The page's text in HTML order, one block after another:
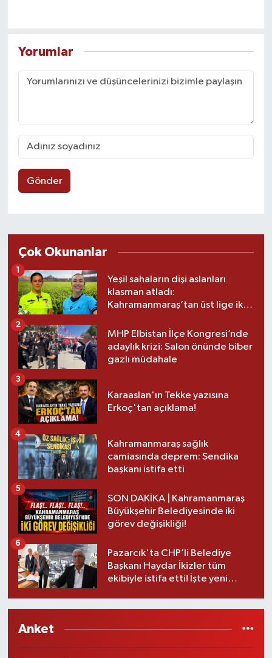
Yorumlar
Gönder
Çok Okunanlar
Yeşil sahaların dişi aslanları
klasman atladı:
Kahramanmaraş’tan üst lige iki
1
MHP Elbistan İlçe Kongresi’nde
adaylık krizi: Salon önünde biber
gazlı müdahale
2
Karaaslan'ın Tekke yazısına
Erkoç'tan açıklama!
3
Kahramanmaraş sağlık
camiasında deprem: Sendika
başkanı istifa etti
4
SON DAKİKA | Kahramanmaraş
Büyükşehir Belediyesinde iki
görev değişikliği!
5
Pazarcık'ta CHP’li Belediye
Başkanı Haydar İkizler tüm
ekibiyle istifa etti! İşte yeni
6
Anket